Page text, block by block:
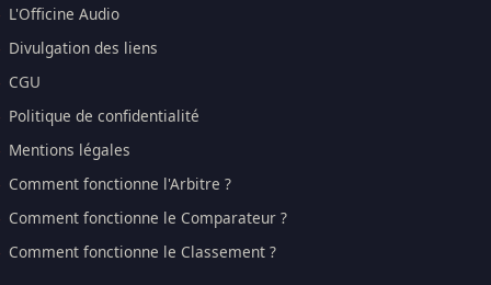
L'Officine Audio
Divulgation des liens
CGU
Politique de confidentialité
Mentions légales
Comment fonctionne l'Arbitre ?
Comment fonctionne le Comparateur ?
Comment fonctionne le Classement ?